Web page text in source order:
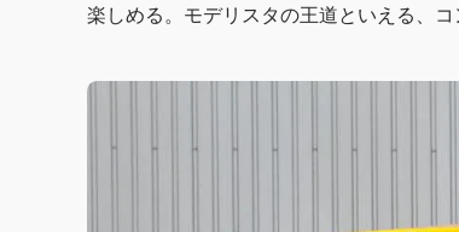
楽しめる。モデリスタの王道といえる、